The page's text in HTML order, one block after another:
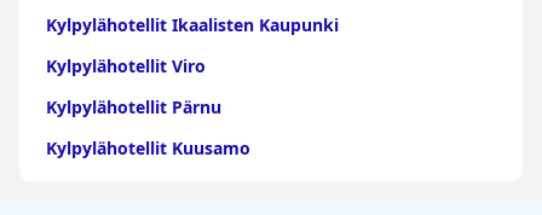
Kylpylähotellit Ikaalisten Kaupunki
Kylpylähotellit Viro
Kylpylähotellit Pärnu
Kylpylähotellit Kuusamo